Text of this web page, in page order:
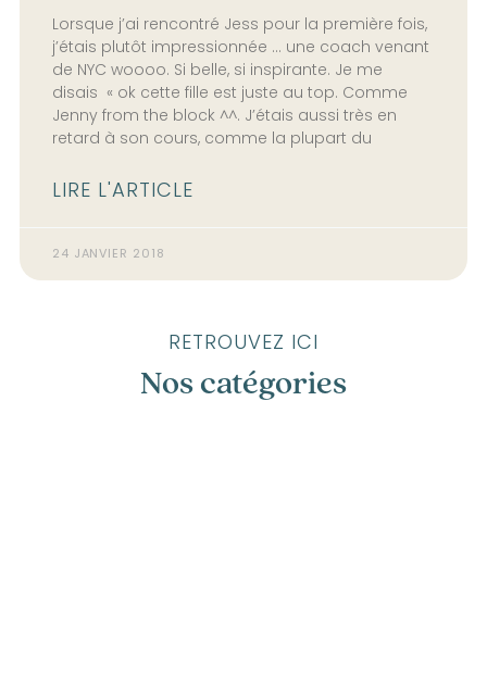
Lorsque j’ai rencontré Jess pour la première fois,
j’étais plutôt impressionnée … une coach venant
de NYC woooo. Si belle, si inspirante. Je me
disais « ok cette fille est juste au top. Comme
Jenny from the block ^^. J’étais aussi très en
retard à son cours, comme la plupart du
LIRE L'ARTICLE
24 JANVIER 2018
RETROUVEZ ICI
Nos catégories